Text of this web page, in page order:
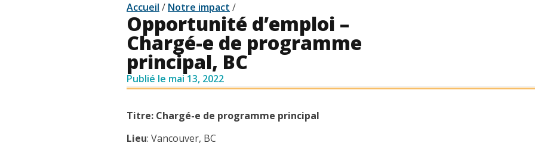
Accueil / Notre impact /
Opportunité d’emploi –
Chargé-e de programme
principal, BC
Publié le mai 13, 2022
Titre: Chargé-e de programme principal
Lieu: Vancouver, BC